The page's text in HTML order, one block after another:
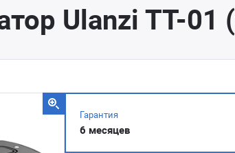
Ulanzi TT-
Гарантия
6 месяцев